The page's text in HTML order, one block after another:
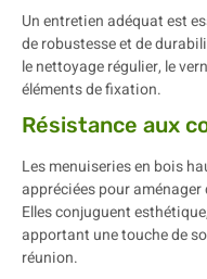
Un entretien adéquat est
de robustesse et de
le nettoyage régulier, le
éléments de fixation.
Résistance aux
Les menuiseries en bois
appréciées pour aménager
Elles conjuguent
apportant une touche de
réunion.